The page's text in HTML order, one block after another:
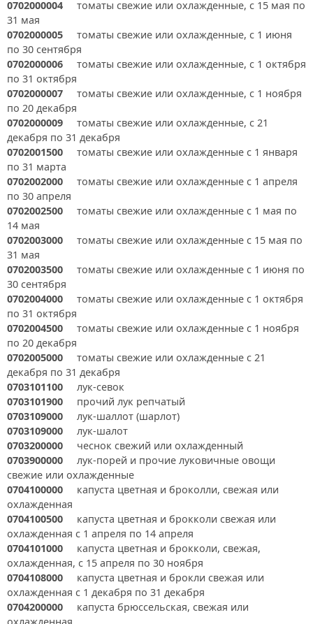
0702000004 томаты свежие или охлажденные, с 15 мая по
31 мая
0702000005 томаты свежие или охлажденные, с 1 июня
по 30 сентября
0702000006 томаты свежие или охлажденные, с 1 октября
по 31 октября
0702000007 томаты свежие или охлажденные, с 1 ноября
по 20 декабря
0702000009 томаты свежие или охлажденные, с 21
декабря по 31 декабря
0702001500 томаты свежие или охлажденные с 1 января
по 31 марта
0702002000 томаты свежие или охлажденные с 1 апреля
по 30 апреля
0702002500 томаты свежие или охлажденные с 1 мая по
14 мая
0702003000 томаты свежие или охлажденные с 15 мая по
31 мая
0702003500 томаты свежие или охлажденные с 1 июня по
30 сентября
0702004000 томаты свежие или охлажденные с 1 октября
по 31 октября
0702004500 томаты свежие или охлажденные с 1 ноября
по 20 декабря
0702005000 томаты свежие или охлажденные с 21
декабря по 31 декабря
0703101100 лук-cевок
0703101900 прочий лук репчатый
0703109000 лук-шаллот (шарлот)
0703109000 лук-шалот
0703200000 чеснок свежий или охлажденный
0703900000 лук-порей и прочие луковичные овощи
свежие или охлажденные
0704100000 капуста цветная и броколли, свежая или
охлажденная
0704100500 капуста цветная и брокколи свежая или
охлажденная с 1 апреля по 14 апреля
0704101000 капуста цветная и брокколи, свежая,
охлажденная, с 15 апреля по 30 ноября
0704108000 капуста цветная и брокли свежая или
охлажденная с 1 декабря по 31 декабря
0704200000 капуста брюссельская, свежая или